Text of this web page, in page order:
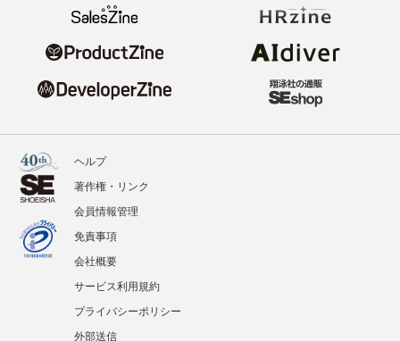
ヘルプ
著作権・リンク
会員情報管理
免責事項
会社概要
サービス利用規約
プライバシーポリシー
外部送信